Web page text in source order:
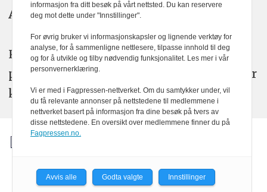
Abonnement:kom24@watchmedia.no
KOM24 arbeider etter Vær Varsom-
plakatens regler for god presseskikk. Her
kan du lese mer omPFUsarbeid.
informasjon fra ditt besøk på vårt nettsted. Du kan reservere
deg mot dette under "Innstillinger".
For øvrig bruker vi informasjonskapsler og lignende verktøy for
analyse, for å sammenligne nettlesere, tilpasse innhold til deg
og for å utvikle og tilby nødvendig funksjonalitet. Les mer i vår
personvernerklæring.
Vi er med i Fagpressen-nettverket. Om du samtykker under, vil
du få relevante annonser på nettstedene til medlemmene i
nettverket basert på informasjon fra dine besøk på tvers av
disse nettstedene. En oversikt over medlemmene finner du på
Fagpressen.no.
Avvis alle Godta valgte Innstillinger